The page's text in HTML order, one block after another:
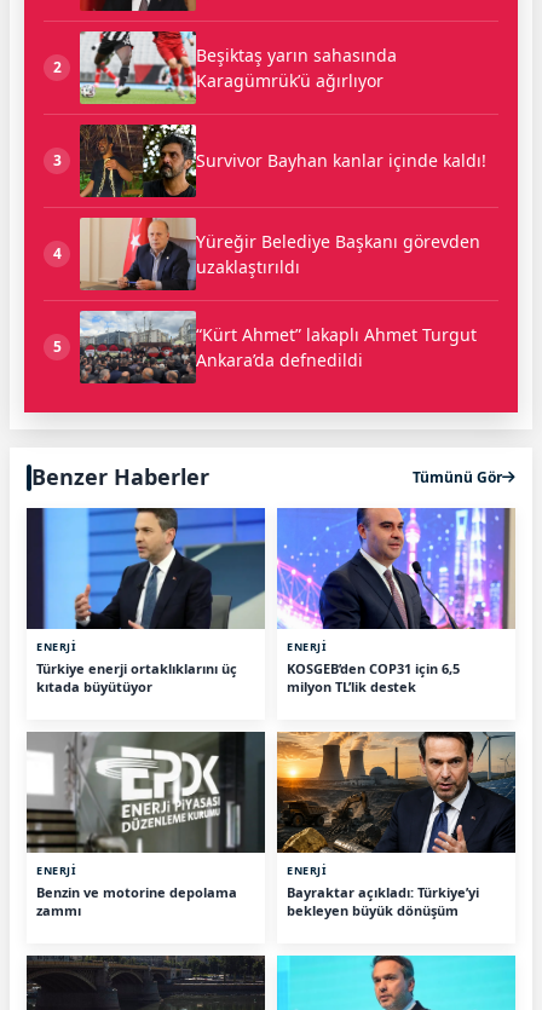
2
Beşiktaş yarın sahasında
Karagümrük’ü ağırlıyor
3 Survivor Bayhan kanlar içinde kaldı!
4
Yüreğir Belediye Başkanı görevden
uzaklaştırıldı
5
“Kürt Ahmet” lakaplı Ahmet Turgut
Ankara’da defnedildi
Benzer Haberler Tümünü Gör
ENERJİ
Türkiye enerji ortaklıklarını üç
kıtada büyütüyor
ENERJİ
KOSGEB’den COP31 için 6,5
milyon TL’lik destek
ENERJİ
Benzin ve motorine depolama
zammı
ENERJİ
Bayraktar açıkladı: Türkiye’yi
bekleyen büyük dönüşüm